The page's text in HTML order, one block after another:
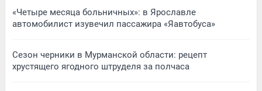
«Четыре месяца больничных»: в Ярославле
автомобилист изувечил пассажира «Яавтобуса»
Сезон черники в Мурманской области: рецепт
хрустящего ягодного штруделя за полчаса